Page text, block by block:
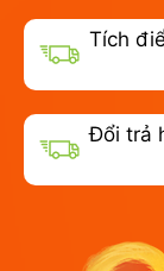
Tích
Đổi trả